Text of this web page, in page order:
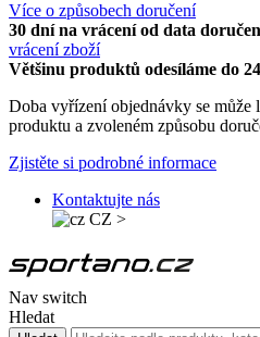
Více o způsobech doručení
30 dní na vrácení od data
vrácení zboží
Většinu produktů odesíláme do
Doba vyřízení objednávky se může
produktu a zvoleném způsobu
Zjistěte si podrobné informace
Kontaktujte nás
CZ >
Nav switch
Hledat